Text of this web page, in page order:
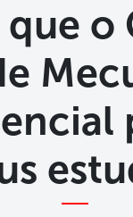
que o